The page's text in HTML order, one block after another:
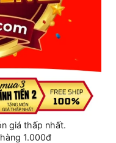
giá thấp nhất.
1.000đ